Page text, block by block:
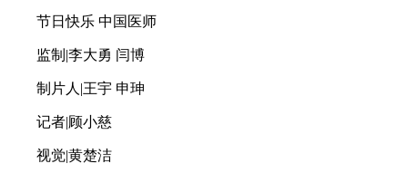
节日快乐 中国医师
监制|李大勇 闫博
制片人|王宇 申珅
记者|顾小慈
视觉|黄楚洁